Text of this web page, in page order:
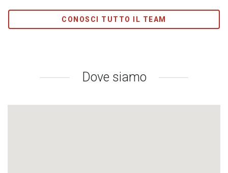
CONOSCI TUTTO IL TEAM
Dove siamo